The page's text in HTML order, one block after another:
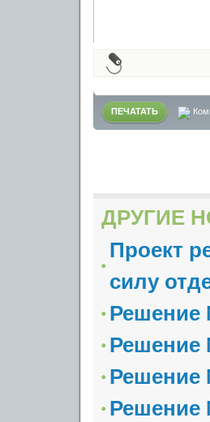
ПЕЧАТАТЬ
ДРУГИЕ
Проект
силу
Решение
Решение
Решение
Решение